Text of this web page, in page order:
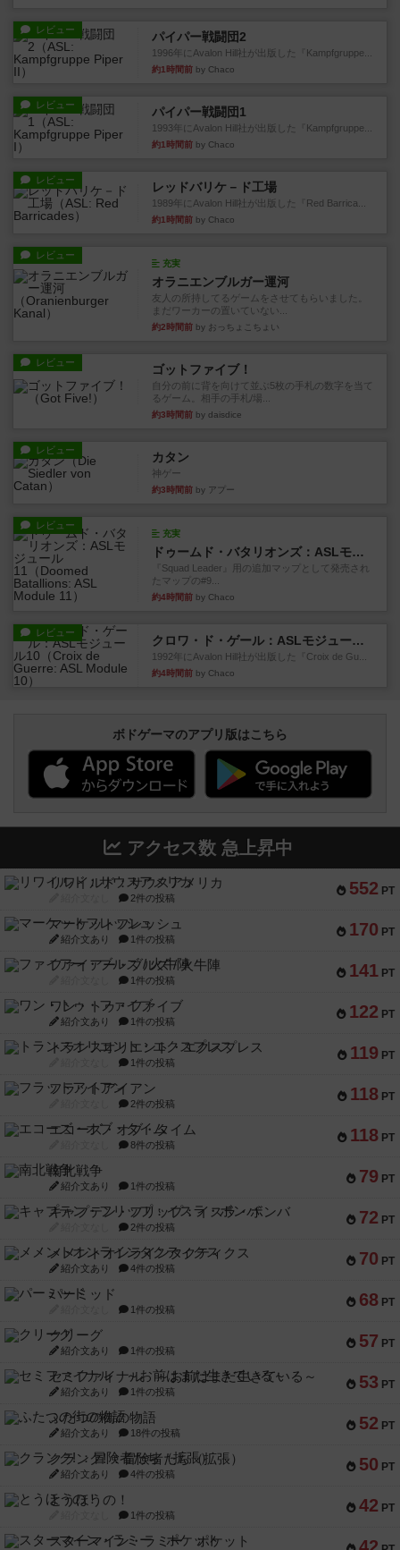
レビュー パイパー戦闘団2
1996年にAvalon Hill社が出版した『Kampfgruppe...
約1時間前 by Chaco
レビュー パイパー戦闘団1
1993年にAvalon Hill社が出版した『Kampfgruppe...
約1時間前 by Chaco
レビュー レッドバリケ－ド工場
1989年にAvalon Hill社が出版した『Red Barrica...
約1時間前 by Chaco
レビュー
充実
オラニエンブルガー運河
友人の所持してるゲームをさせてもらいました。
まだワーカーの置いていない...
約2時間前 by おっちょこちょい
レビュー ゴットファイブ！
自分の前に背を向けて並ぶ5枚の手札の数字を当て
るゲーム。相手の手札/場...
約3時間前 by daisdice
レビュー カタン
神ゲー
約3時間前 by アプー
レビュー
充実
ドゥームド・バタリオンズ：ASLモジュール11
『Squad Leader』用の追加マップとして発売され
たマップの#9...
約4時間前 by Chaco
レビュー
クロワ・ド・ゲール：ASLモジュール10
1992年にAvalon Hill社が出版した『Croix de Gu...
約4時間前 by Chaco
ボドゲーマのアプリ版はこちら
アクセス数 急上昇中
552 PT
リワイルド：サウスアメリカ
2件の投稿
170 PT
マーケットフレッシュ
紹介文あり 1件の投稿
141 PT
ファイアー・ブルズ / 火牛陣
1件の投稿
122 PT
ワン・トゥ・ファイブ
紹介文あり 1件の投稿
119 PT
トランスオリエント・エクスプレス
1件の投稿
118 PT
フラットアイアン
2件の投稿
118 PT
エコーズ・オブ・タイム
8件の投稿
79 PT
南北戦争
紹介文あり 1件の投稿
72 PT
キャプテン・フリップ：イスラ・ボンバ
2件の投稿
70 PT
メメントオンラインタクティクス
紹介文あり 4件の投稿
68 PT
パーミッド
1件の投稿
57 PT
クリーグ
紹介文あり 1件の投稿
53 PT
セミファイナル ～お前はまだ生きている～
紹介文あり 1件の投稿
52 PT
ふたつの街の物語
紹介文あり 18件の投稿
50 PT
クランク! ：冒険者たち（拡張）
紹介文あり 4件の投稿
42 PT
とうほうの！
1件の投稿
スターマイン・ラミー ポケット